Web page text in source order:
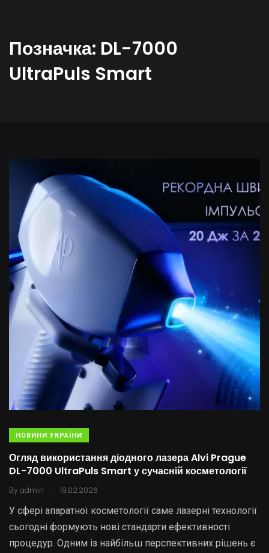
Позначка: DL-7000
UltraPuls Smart
НОВИНИ УКРАЇНИ
Огляд використання діодного лазера Alvi Prague
DL-7000 UltraPuls Smart у сучасній косметології
By admin . 19.02.2026
У сфері апаратної косметології саме лазерні технології
сьогодні формують нові стандарти ефективності
процедур. Одним із найбільш перспективних рішень є